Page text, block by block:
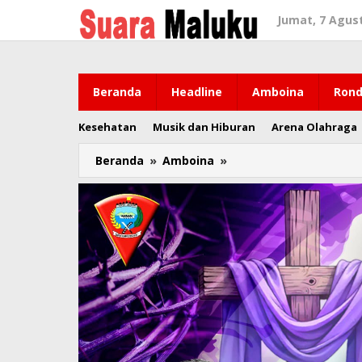
konten
Jumat, 7
Beranda Headline Amboina
Kesehatan Musik dan Hiburan Arena Olahraga
Beranda » Amboina »
Lanjut
Pj
Walikota
Ambon,
Salampesy
dan
Andi
Chandra
Tetap
di